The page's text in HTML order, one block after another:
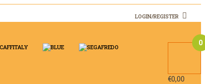
LOGIN/REGISTER
0
€0,00